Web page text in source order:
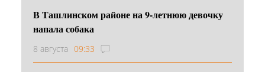
В Ташлинском районе на 9-летнюю девочку
напала собака
8 августа 09:33